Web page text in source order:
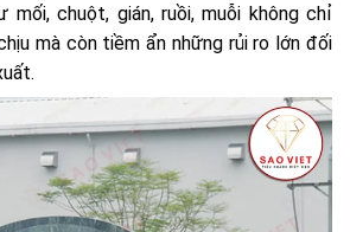
mối, chuột, gián, ruồi, muỗi không chỉ
mà còn tiềm ẩn những rủi ro lớn đối